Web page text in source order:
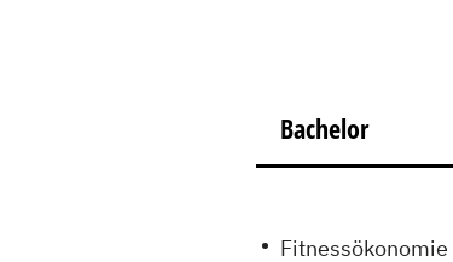
Bachelor
Fitnessökonomi​e